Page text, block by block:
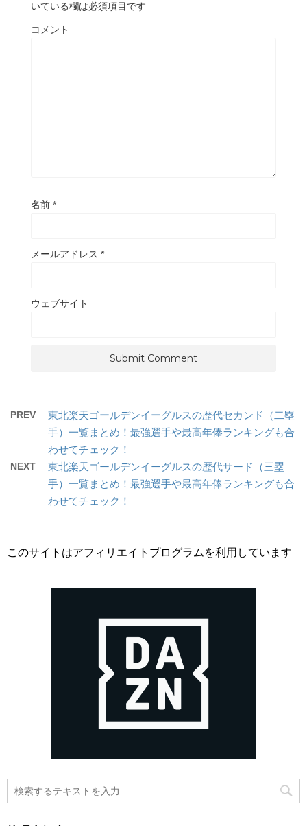
いている欄は必須項目です
コメント
名前 *
メールアドレス *
ウェブサイト
PREV
東北楽天ゴールデンイーグルスの歴代セカンド（二塁
手）一覧まとめ！最強選手や最高年俸ランキングも合
わせてチェック！
NEXT
東北楽天ゴールデンイーグルスの歴代サード（三塁
手）一覧まとめ！最強選手や最高年俸ランキングも合
わせてチェック！
このサイトはアフィリエイトプログラムを利用しています